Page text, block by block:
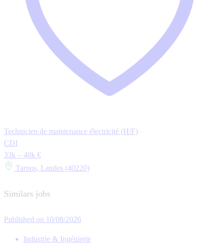
Technicien de maintenance électricité (H/F)
CDI
33k – 40k €
Tarnos, Landes (40220)
Similars jobs
Published on 10/08/2026
Industrie & Ingénierie